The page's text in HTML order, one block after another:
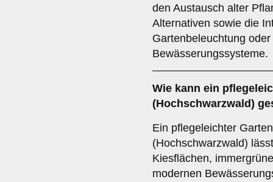
den Austausch alter
Alternativen sowie die
Gartenbeleuchtung
Bewässerungssysteme.
Wie kann ein
(Hochschwarzwald)
Ein pflegeleichter
(Hochschwarzwald)
Kiesflächen,
modernen